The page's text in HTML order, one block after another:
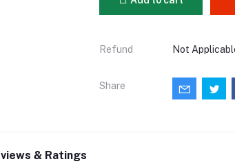
Refund Not
Share
& Ratings